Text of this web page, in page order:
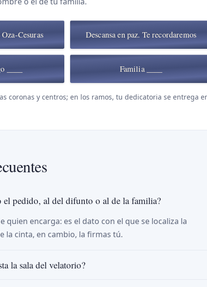
Cesuras Descansa en paz. Te recordaremos
____ Familia ____
coronas y centros; en los ramos, tu dedicatoria se entrega
el pedido, al del difunto o al de la familia?
quien encarga: es el dato con el que se localiza la
la cinta, en cambio, la firmas tú.
la sala del velatorio?